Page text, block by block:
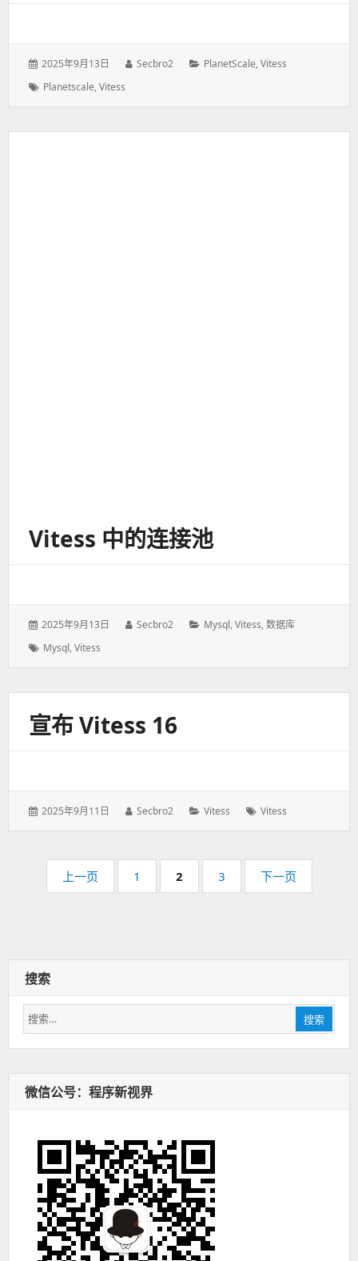
发
于：
2025年9月13日
作
Secbro2
分
PlanetScale,Vitess
标
Planetscale,Vitess
Vitess 中的连接池
发
于：
2025年9月13日
作
Secbro2
分
Mysql,Vitess,数据库
标
Mysql,Vitess
宣布 Vitess 16
发
2025年9月11日
作
Secbro2
分
Vitess
标
Vitess
上一页
页
码：
1
页
码：
2
页
码：
3 下一页
搜索
搜
索：
搜索
微信公号：程序新视界